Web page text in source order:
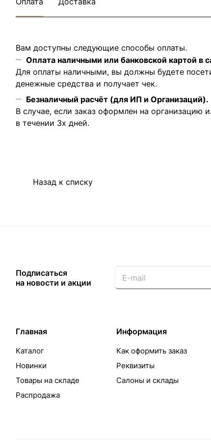
Вам доступны следующие способы оплаты.
Оплата наличными или банковской картой в
Для оплаты наличными, вы должны будете
денежные средства и получает чек.
Безналичный расчёт (для ИП и Организаций).
В случае, если заказ оформлен на организацию
в течении 3х дней.
Назад к списку
Подписаться
на новости и акции
Главная
Каталог
Новинки
Товары на складе
Распродажа
Информация
Как оформить заказ
Реквизиты
Салоны и склады